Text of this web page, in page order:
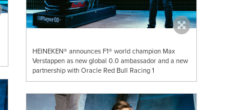
HEINEKEN® announces F1® world champion Max
Verstappen as new global 0.0 ambassador and a new
partnership with Oracle Red Bull Racing 1